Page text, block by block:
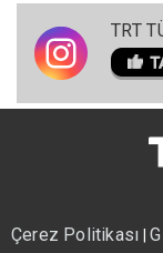
TRT
Çerez Politikası|